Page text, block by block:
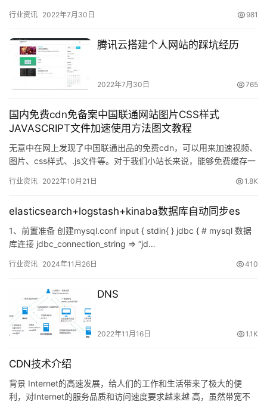
行业资讯 2022年7月30日 981
腾讯云搭建个人网站的踩坑经历
2022年7月30日 765
国内免费cdn免备案中国联通网站图片CSS样式
JAVASCRIPT文件加速使用方法图文教程
无意中在网上发现了中国联通出品的免费cdn，可以用来加速视频、
图片、css样式、.js文件等。对于我们小站长来说，能够免费缓存一
行业资讯 2022年10月21日 1.8K
elasticsearch+logstash+kinaba数据库自动同步es
1、前置准备 创建mysql.conf input { stdin{ } jdbc { # mysql 数据
库连接 jdbc_connection_string => “jd…
行业资讯 2024年11月26日 410
DNS
2022年11月16日 1.1K
CDN技术介绍
背景 Internet的高速发展，给人们的工作和生活带来了极大的便
利，对Internet的服务品质和访问速度要求越来越 高，虽然带宽不